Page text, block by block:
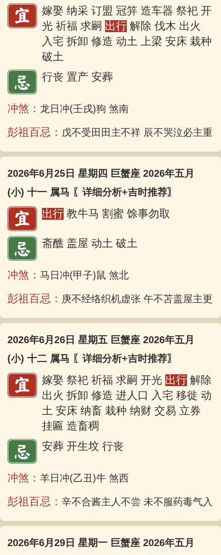
嫁娶 纳采 订盟 冠笄 造车器 祭祀 开
光 祈福 求嗣 出行 解除 伐木 出火
入宅 拆卸 修造 动土 上梁 安床 栽种
破土
行丧 置产 安葬
冲煞： 龙日冲(壬戌)狗 煞南
彭祖百忌： 戊不受田田主不祥 辰不哭泣必主重
2026年6月25日 星期四 巨蟹座 2026年五月
(小) 十一 属马 〖详细分析+吉时推荐〗
出行 教牛马 割蜜 馀事勿取
斋醮 盖屋 动土 破土
冲煞： 马日冲(甲子)鼠 煞北
彭祖百忌： 庚不经络织机虚张 午不苫盖屋主更
2026年6月26日 星期五 巨蟹座 2026年五月
(小) 十二 属马 〖详细分析+吉时推荐〗
嫁娶 祭祀 祈福 求嗣 开光 出行 解除
出火 拆卸 修造 进人口 入宅 移徙 动
土 安床 纳畜 栽种 纳财 交易 立券
挂匾 造畜稠
安葬 开生坟 行丧
冲煞： 羊日冲(乙丑)牛 煞西
彭祖百忌： 辛不合酱主人不尝 未不服药毒气入
2026年6月29日 星期一 巨蟹座 2026年五月